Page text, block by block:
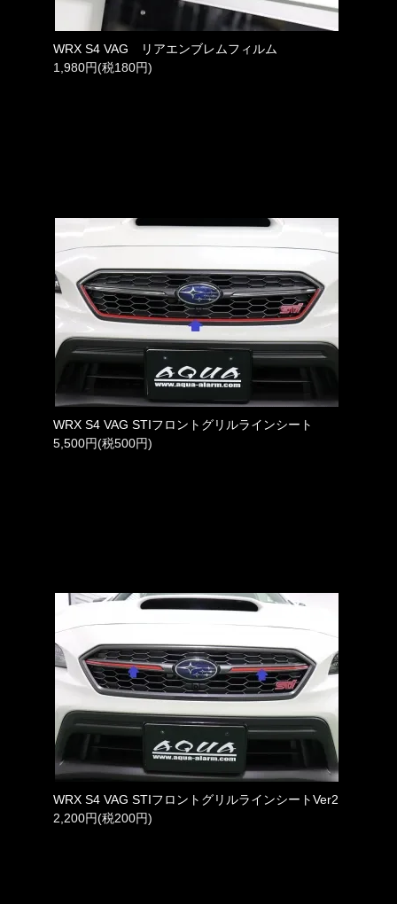
WRX S4 VAG リアエンブレムフィルム
1,980円(税180円)
WRX S4 VAG STIフロントグリルラインシート
5,500円(税500円)
WRX S4 VAG STIフロントグリルラインシートVer2
2,200円(税200円)